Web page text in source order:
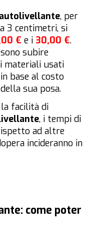
, per
3 centimetri, si
€ e i 30,00 €.
subire
materiali usati
base al costo
sua posa.
la facilità di
, i tempi di
ad altre
incideranno in
come poter